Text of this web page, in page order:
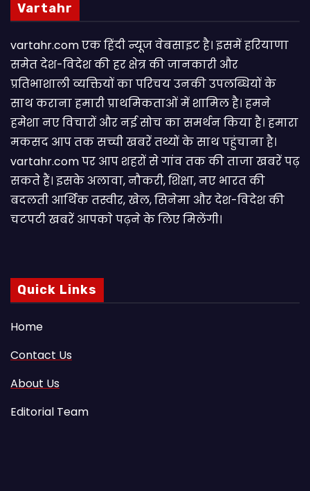
Vartahr
vartahr.com एक हिंदी न्यूज वेबसाइट है। इसमें हरियाणा
समेत देश-विदेश की हर क्षेत्र की जानकारी और
प्रतिभाशाली व्यक्तियों का परिचय उनकी उपलब्धियों के
साथ कराना हमारी प्राथमिकताओं में शामिल है। हमने
हमेशा नए विचारों और नई सोच का समर्थन किया है। हमारा
मकसद आप तक सच्ची खबरें तथ्यों के साथ पहुंचाना है।
vartahr.com पर आप शहरों से गांव तक की ताजा खबरें पढ़
सकते हैं। इसके अलावा, नौकरी, शिक्षा, नए भारत की
बदलती आर्थिक तस्वीर, खेल, सिनेमा और देश-विदेश की
चटपटी खबरें आपकाे पढ़ने के लिए मिलेंगी।
Quick Links
Home
Contact Us
About Us
Editorial Team